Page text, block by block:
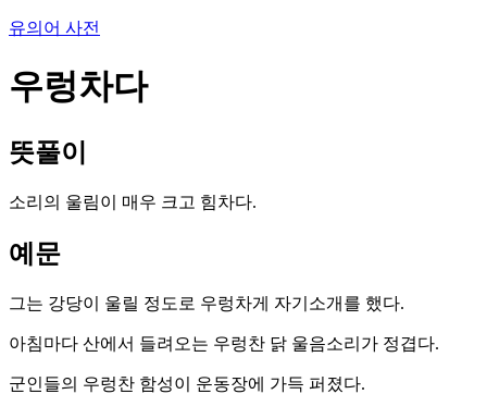
유의어 사전
우렁차다
뜻풀이
소리의 울림이 매우 크고 힘차다.
예문
그는 강당이 울릴 정도로 우렁차게 자기소개를 했다.
아침마다 산에서 들려오는 우렁찬 닭 울음소리가 정겹다.
군인들의 우렁찬 함성이 운동장에 가득 퍼졌다.